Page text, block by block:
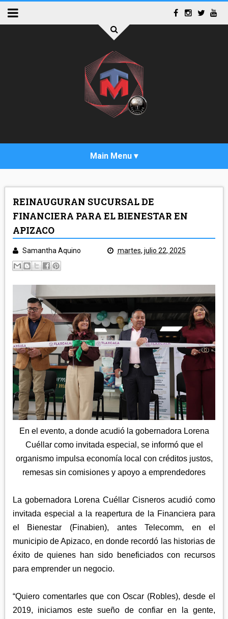
POLICÍA Y NOTA ROJA
SALUD
EDUCACIÓN
ECONOMÍA
CAMPO
ARTE Y CULTURA
TURISMO
DEPORTES
TLAXCALA
LEGISLATIVO
JUDICIAL
MUNICIPIOS
CAPITAL
REGIÓN ORIENTE
HUAMANTLA
IXTENCO
CUAPIAXTLA
TEQUEXQUITLA
ZITLALTEPEC
REGIÓN CENTRO-NORTE
APIZACO
SAN JOSÉ TEACALCO
TLAXCO
APETATITLÁN
CHIAUTEMPAN
PANOTLA
SAN PABLO DEL MONTE
CALPULALPAN
HUEYOTLIPAN
NANACAMILPA
SANCTÓRUM
NACIONAL
TELEMEDIOS TV
REINAUGURAN SUCURSAL DE
FINANCIERA PARA EL BIENESTAR EN
APIZACO
Samantha Aquino martes, julio 22, 2025
En el evento, a donde acudió la gobernadora Lorena
Cuéllar como invitada especial, se informó que el
organismo impulsa economía local con créditos justos,
remesas sin comisiones y apoyo a emprendedores
La gobernadora Lorena Cuéllar Cisneros acudió como
invitada especial a la reapertura de la Financiera para
el Bienestar (Finabien), antes Telecomm, en el
municipio de Apizaco, en donde recordó las historias de
éxito de quienes han sido beneficiados con recursos
para emprender un negocio.
“Quiero comentarles que con Oscar (Robles), desde el
2019, iniciamos este sueño de confiar en la gente,